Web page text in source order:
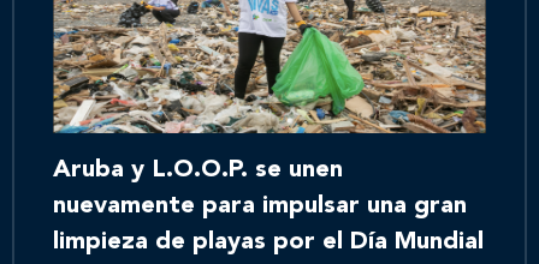
Aruba y L.O.O.P. se unen
nuevamente para impulsar una gran
limpieza de playas por el Día Mundial